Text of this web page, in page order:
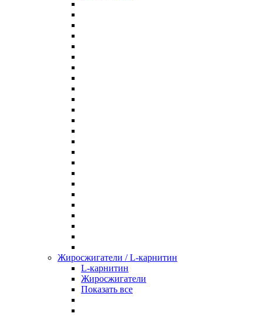
Жиросжигатели / L-карнитин
L-карнитин
Жиросжигатели
Показать все